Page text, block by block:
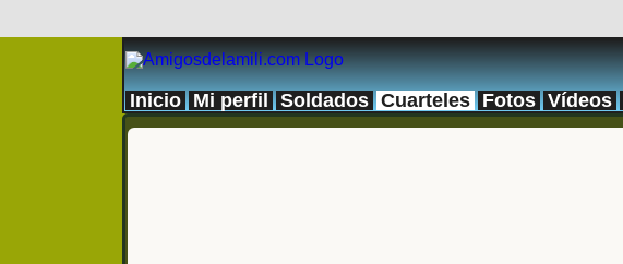
Inicio Mi perfil Soldados Cuarteles Fotos Vídeos